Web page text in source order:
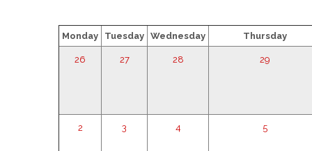
Monday Tuesday Wednesday Thursday
26 27 28 29
2 3 4 5